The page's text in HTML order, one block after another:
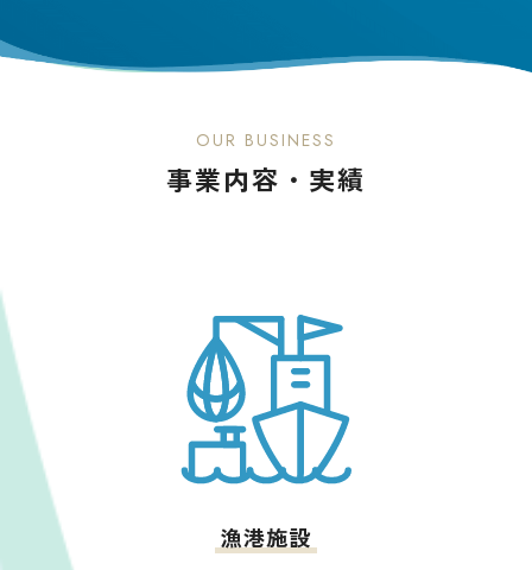
OUR BUSINESS
事業内容・実績
漁港施設